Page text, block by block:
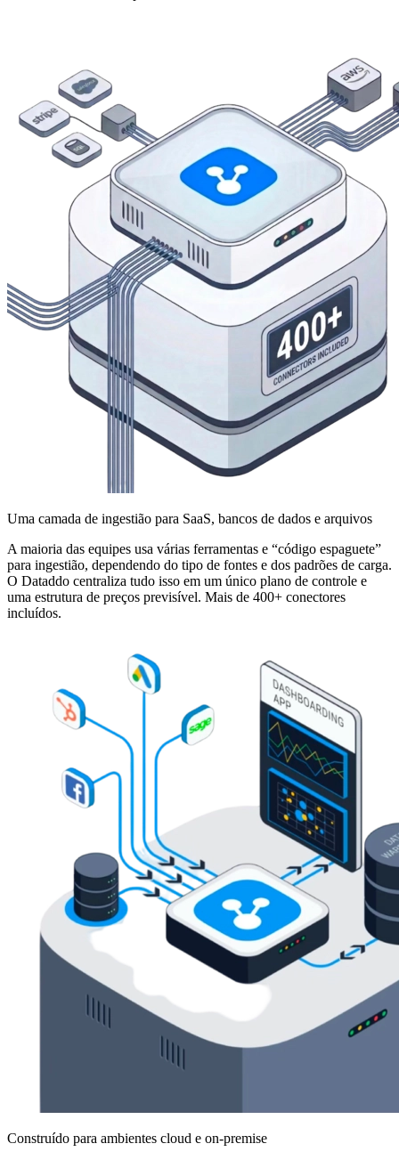
Uma camada de ingestião para SaaS, bancos de dados e arquivos
A maioria das equipes usa várias ferramentas e “código espaguete”
para ingestião, dependendo do tipo de fontes e dos padrões de carga.
O Dataddo centraliza tudo isso em um único plano de controle e
uma estrutura de preços previsível. Mais de 400+ conectores
incluídos.
Construído para ambientes cloud e on-premise